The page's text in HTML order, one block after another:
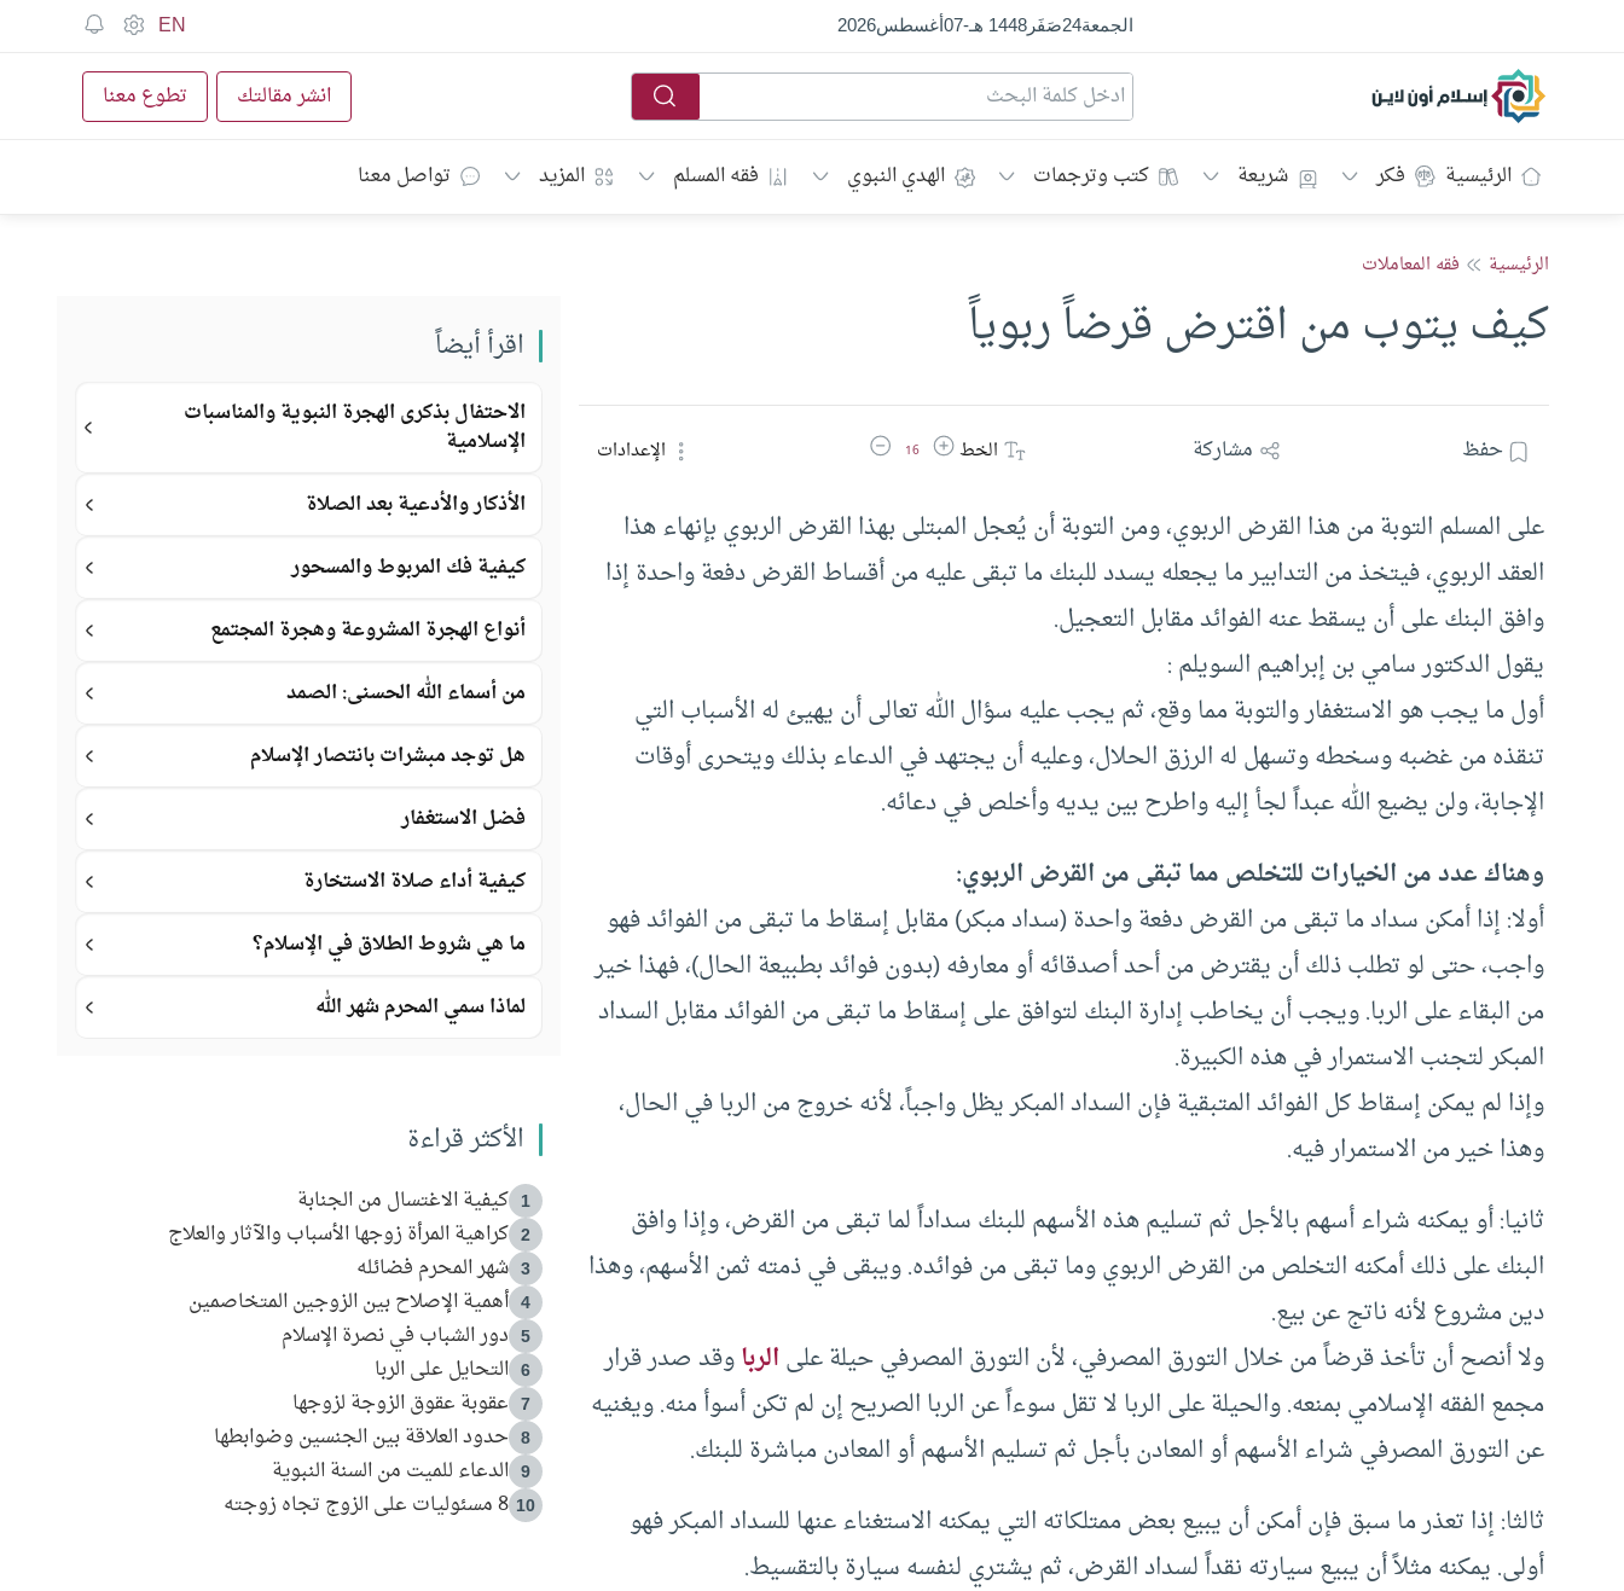
الجمعة24صَفَر1448 هـ -
07أغسطس2026
EN
إسلام أون لاين انشر مقالتك تطوع معنا
الرئيسية فكر شريعة كتب وترجمات الهدي النبوي فقه المسلم المزيد تواصل معنا
الرئيسية فقه المعاملات
‏كيف يتوب من اقترض قرضاً ربوياً
حفظ مشاركة الخطزيادة حجم الخط
16 تقليل حجم الخط الإعدادات
على المسلم التوبة من هذا القرض الربوي، ومن التوبة أن يُعجل المبتلى بهذا القرض الربوي بإنهاء هذا
العقد الربوي، فيتخذ من التدابير ما يجعله يسدد للبنك ما تبقى عليه من أقساط القرض دفعة واحدة إذا
وافق البنك على أن يسقط عنه الفوائد مقابل التعجيل.
يقول الدكتور سامي بن إبراهيم السويلم :
أول ما يجب هو الاستغفار والتوبة مما وقع، ثم يجب عليه سؤال الله تعالى أن يهيئ له الأسباب التي
تنقذه من غضبه وسخطه وتسهل له الرزق الحلال، وعليه أن يجتهد في الدعاء بذلك ويتحرى أوقات
الإجابة، ولن يضيع الله عبداً لجأ إليه واطرح بين يديه وأخلص في دعائه.
وهناك عدد من الخيارات للتخلص مما تبقى من القرض الربوي:
أولا: إذا أمكن سداد ما تبقى من القرض دفعة واحدة (سداد مبكر) مقابل إسقاط ما تبقى من الفوائد فهو
واجب، حتى لو تطلب ذلك أن يقترض من أحد أصدقائه أو معارفه (بدون فوائد بطبيعة الحال)، فهذا خير
من البقاء على الربا. ويجب أن يخاطب إدارة البنك لتوافق على إسقاط ما تبقى من الفوائد مقابل السداد
المبكر لتجنب الاستمرار في هذه الكبيرة.
وإذا لم يمكن إسقاط كل الفوائد المتبقية فإن السداد المبكر يظل واجباً، لأنه خروج من الربا في الحال،
وهذا خير من الاستمرار فيه.
ثانيا: أو يمكنه شراء أسهم بالأجل ثم تسليم هذه الأسهم للبنك سداداً لما تبقى من القرض، وإذا وافق
البنك على ذلك أمكنه التخلص من القرض الربوي وما تبقى من فوائده. ويبقى في ذمته ثمن الأسهم، وهذا
دين مشروع لأنه ناتج عن بيع.
ولا أنصح أن تأخذ قرضاً من خلال التورق المصرفي، لأن التورق المصرفي حيلة علىالرباوقد صدر قرار
مجمع الفقه الإسلامي بمنعه. والحيلة على الربا لا تقل سوءاً عن الربا الصريح إن لم تكن أسوأ منه. ويغنيه
عن التورق المصرفي شراء الأسهم أو المعادن بأجل ثم تسليم الأسهم أو المعادن مباشرة للبنك.
ثالثا: إذا تعذر ما سبق فإن أمكن أن يبيع بعض ممتلكاته التي يمكنه الاستغناء عنها للسداد المبكر فهو
أولى. يمكنه مثلاً أن يبيع سيارته نقداً لسداد القرض، ثم يشتري لنفسه سيارة بالتقسيط.
اقرأ أيضاً
الاحتفال بذكرى الهجرة النبوية والمناسبات
الإسلامية
الأذكار والأدعية بعد الصلاة
كيفية فك المربوط والمسحور
أنواع الهجرة المشروعة وهجرة المجتمع
من أسماء الله الحسنى: الصمد
هل توجد مبشرات بانتصار الإسلام
فضل الاستغفار
كيفية أداء صلاة الاستخارة
ما هي شروط الطلاق في الإسلام؟
لماذا سمي المحرم شهر الله
الأكثر قراءة
1 كيفية الاغتسال من الجنابة
2 كراهية المرأة زوجها الأسباب والآثار والعلاج
3 شهر المحرم فضائله
4 أهمية الإصلاح بين الزوجين المتخاصمين
5 دور الشباب في نصرة الإسلام
6 التحايل على الربا
7 عقوبة عقوق الزوجة لزوجها
8 حدود العلاقة بين الجنسين وضوابطها
9 الدعاء للميت من السنة النبوية
10 8 مسئوليات على الزوج تجاه زوجته